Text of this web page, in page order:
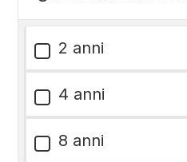
2 anni
4 anni
8 anni